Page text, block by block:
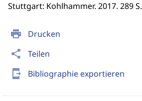
print Drucken
share Teilen
send_to_mobile Bibliographie exportieren
Stuttgart: Kohlhammer. 2017. 289 S.